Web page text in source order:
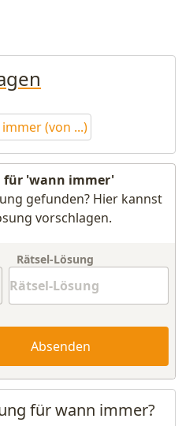
(von ...)
für 'wann immer'
gefunden? Hier kannst
vorschlagen.
Rätsel-Lösung
Absenden
für wann immer?